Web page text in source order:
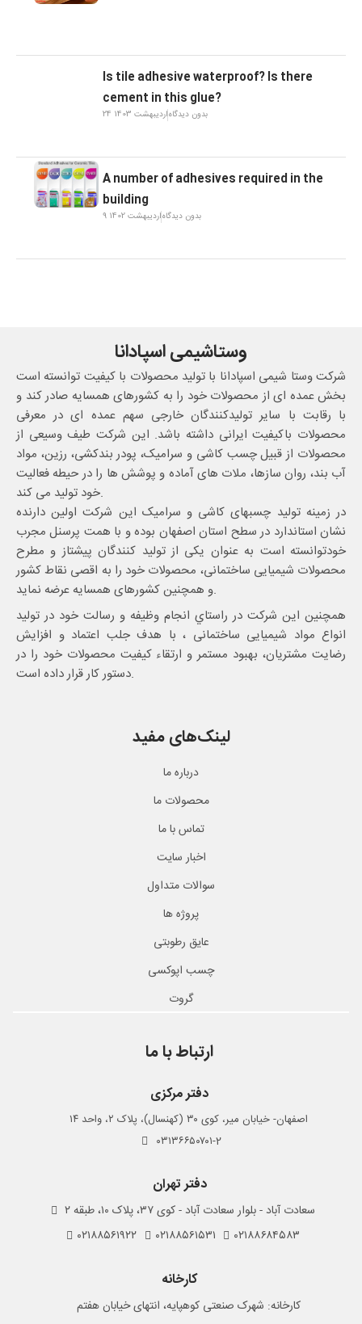
Is tile adhesive waterproof? Is there
cement in this glue?
24 اردیبهشت 1403بدون دیدگاه
A number of adhesives required in the
building
9 اردیبهشت 1402بدون دیدگاه
وستاشیمی اسپادانا
شرکت وستا شیمی اسپادانا با تولید محصولات با کیفیت توانسته است
بخش عمده ای از محصولات خود را به کشورهای همسایه صادر کند و
با رقابت با سایر تولیدکنندگان خارجی سهم عمده ای در معرفی
محصولات باکیفیت ایرانی داشته باشد. این شرکت طیف وسیعی از
محصولات از قبیل چسب کاشی و سرامیک، پودر بندکشی، رزین، مواد
آب بند، روان سازها، ملات های آماده و پوشش ها را در حیطه فعالیت
خود تولید می کند.
در زمینه تولید چسبهای کاشی و سرامیک این شرکت اولین دارنده
نشان استاندارد در سطح استان اصفهان بوده و با همت پرسنل مجرب
خودتوانسته است به عنوان یکی از تولید کنندگان پیشتاز و مطرح
محصولات شیمیایی ساختمانی، محصولات خود را به اقصی نقاط کشور
و همچنین کشورهای همسایه عرضه نماید.
همچنین این شرکت در راستاي انجام وظيفه و رسالت خود در تولید
انواع مواد شیمیایی ساختمانی ، با هدف جلب اعتماد و افزایش
رضایت مشتریان، بهبود مستمر و ارتقاء کیفیت محصولات خود را در
دستور کار قرار داده است.
لینک‌های مفید
درباره ما
محصولات ما
تماس با ما
اخبار سایت
سوالات متداول
پروژه ها
عایق رطوبتی
چسب اپوکسی
گروت
ارتباط با ما
دفتر مرکزی
اصفهان- خیابان میر، کوی ۳۰ (کهنسال)، پلاک ۲، واحد ۱۴
۰۳۱۳۶۶۵۰۷۰۱-2
دفتر تهران
سعادت آباد - بلوار سعادت آباد - کوی ۳۷، پلاک ۱۰، طبقه ۲
۰۲۱۸۸۵۶۱۹۲۲
۰۲۱۸۸۵۶۱۵۳۱ ۰۲۱۸۸۶۸۴۵۸۳
کارخانه
کارخانه: شهرک صنعتی کوهپایه، انتهای خیابان هفتم